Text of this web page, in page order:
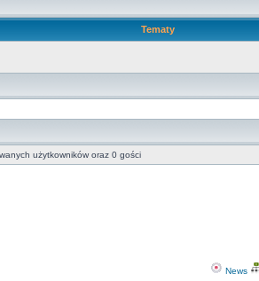
Tematy
użytkowników oraz 0 gości
News